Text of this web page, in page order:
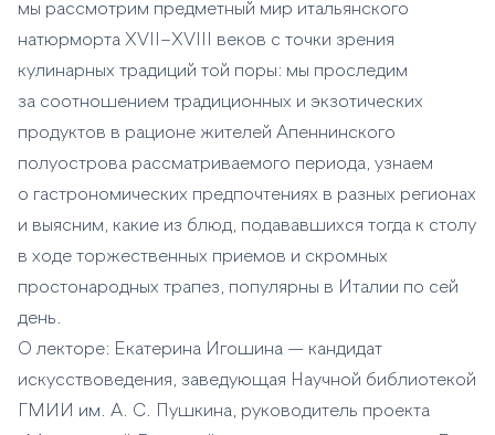
мы рассмотрим предметный мир итальянского
натюрморта XVII–XVIII веков с точки зрения
кулинарных традиций той поры: мы проследим
за соотношением традиционных и экзотических
продуктов в рационе жителей Апеннинского
полуострова рассматриваемого периода, узнаем
о гастрономических предпочтениях в разных регионах
и выясним, какие из блюд, подававшихся тогда к столу
в ходе торжественных приемов и скромных
простонародных трапез, популярны в Италии по сей
день.
О лекторе: Екатерина Игошина — кандидат
искусствоведения, заведующая Научной библиотекой
ГМИИ им. А. С. Пушкина, руководитель проекта